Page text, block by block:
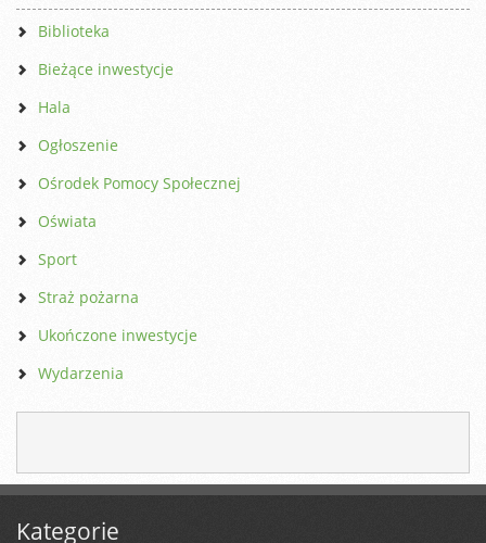
Biblioteka
Bieżące inwestycje
Hala
Ogłoszenie
Ośrodek Pomocy Społecznej
Oświata
Sport
Straż pożarna
Ukończone inwestycje
Wydarzenia
Kategorie